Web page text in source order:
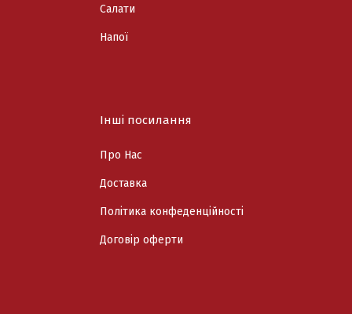
Cалати
Напої
Інші посилання
Про Нас
Доставка
Політика конфеденційності
Договір оферти